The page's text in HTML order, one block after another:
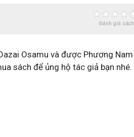
Đánh giá sách
Osamu và được Phương Nam
sách để ủng hộ tác giả bạn nhé.